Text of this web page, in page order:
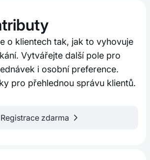
o klientech tak, jak to vyhovuje
Vytvářejte další pole pro
i osobní preference.
pro přehlednou správu klientů.
Registrace zdarma